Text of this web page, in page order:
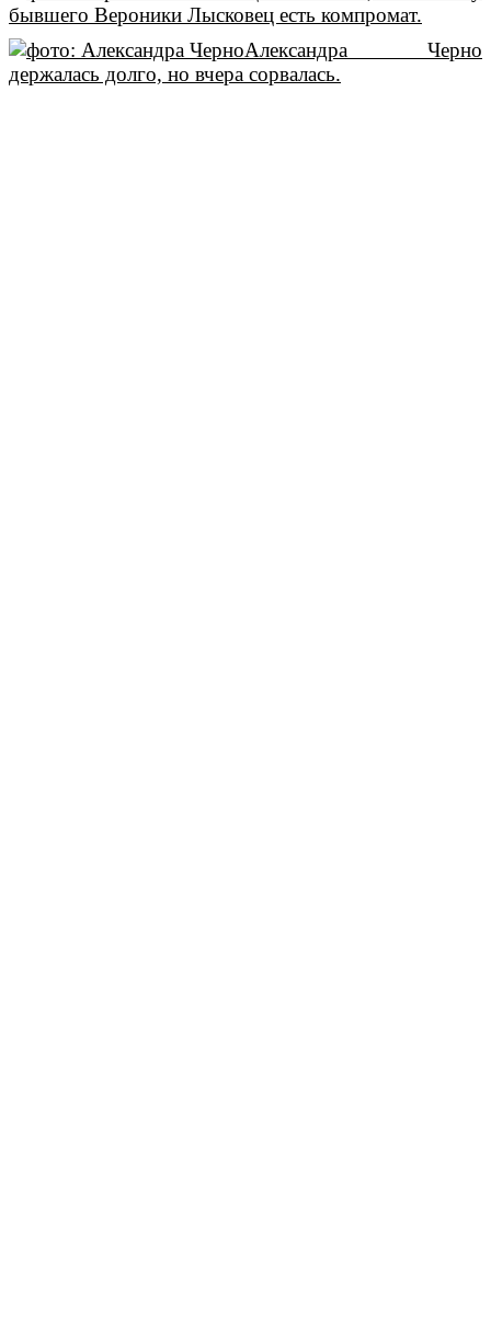
бывшего Вероники Лысковец есть компромат.
Александра Черно
держалась долго, но вчера сорвалась.